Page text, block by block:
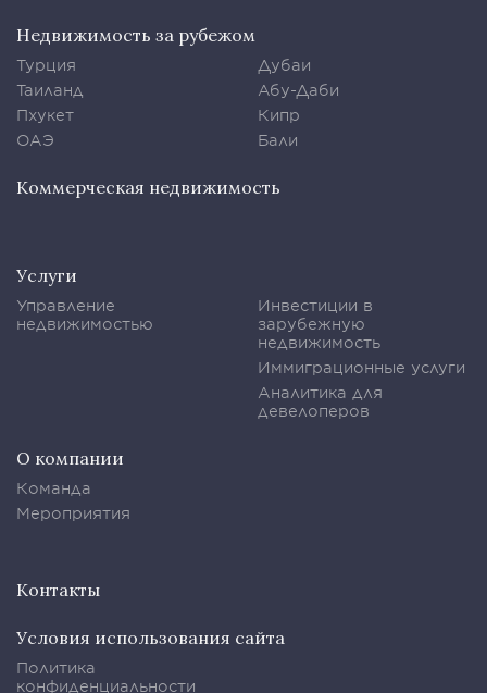
Недвижимость за рубежом
Турция
Таиланд
Пхукет
ОАЭ
Дубаи
Абу-Даби
Кипр
Бали
Коммерческая недвижимость
Услуги
Управление
недвижимостью
Инвестиции в
зарубежную
недвижимость
Иммиграционные услуги
Аналитика для
девелоперов
О компании
Команда
Мероприятия
Контакты
Условия использования сайта
Политика
конфиденциальности